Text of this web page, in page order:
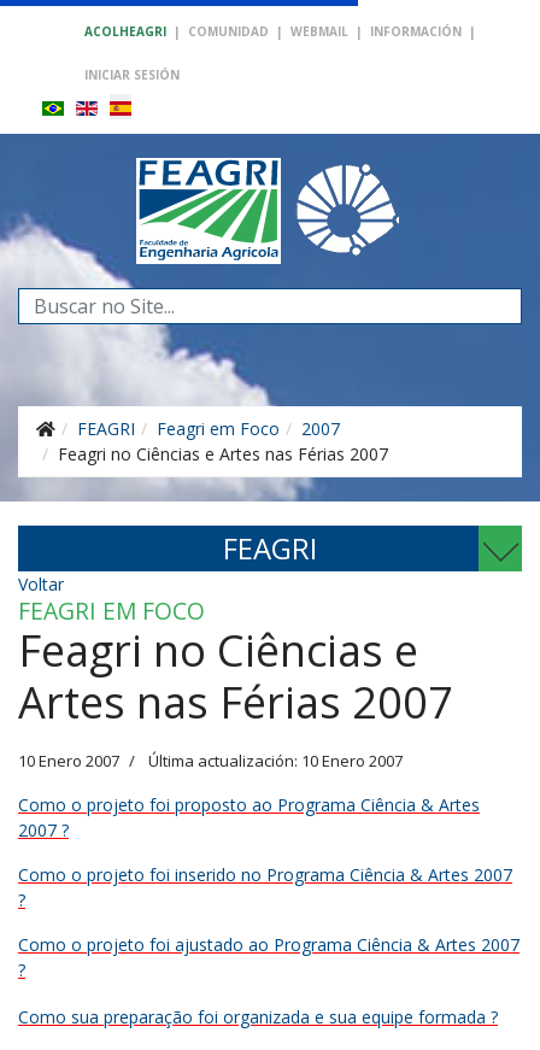
ACOLHEAGRI | COMUNIDAD | WEBMAIL | INFORMACIÓN |
INICIAR SESIÓN
Buscar...
FEAGRI Feagri em Foco
2007
Feagri no Ciências e Artes nas Férias 2007
FEAGRI
Voltar
FEAGRI EM FOCO
Feagri no Ciências e
Artes nas Férias 2007
10 Enero 2007 Última actualización: 10 Enero 2007
Como o projeto foi proposto ao Programa Ciência & Artes
2007 ?
Como o projeto foi inserido no Programa Ciência & Artes 2007
?
Como o projeto foi ajustado ao Programa Ciência & Artes 2007
?
Como sua preparação foi organizada e sua equipe formada ?